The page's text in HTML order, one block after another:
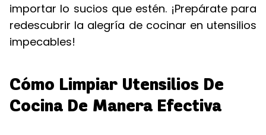
importar lo sucios que estén. ¡Prepárate para
redescubrir la alegría de cocinar en utensilios
impecables!
Cómo Limpiar Utensilios De
Cocina De Manera Efectiva